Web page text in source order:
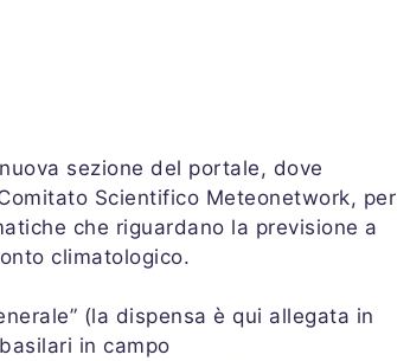
sezione del portale, dove
Scientifico Meteonetwork, per
che riguardano la previsione a
climatologico.
(la dispensa è qui allegata in
in campo